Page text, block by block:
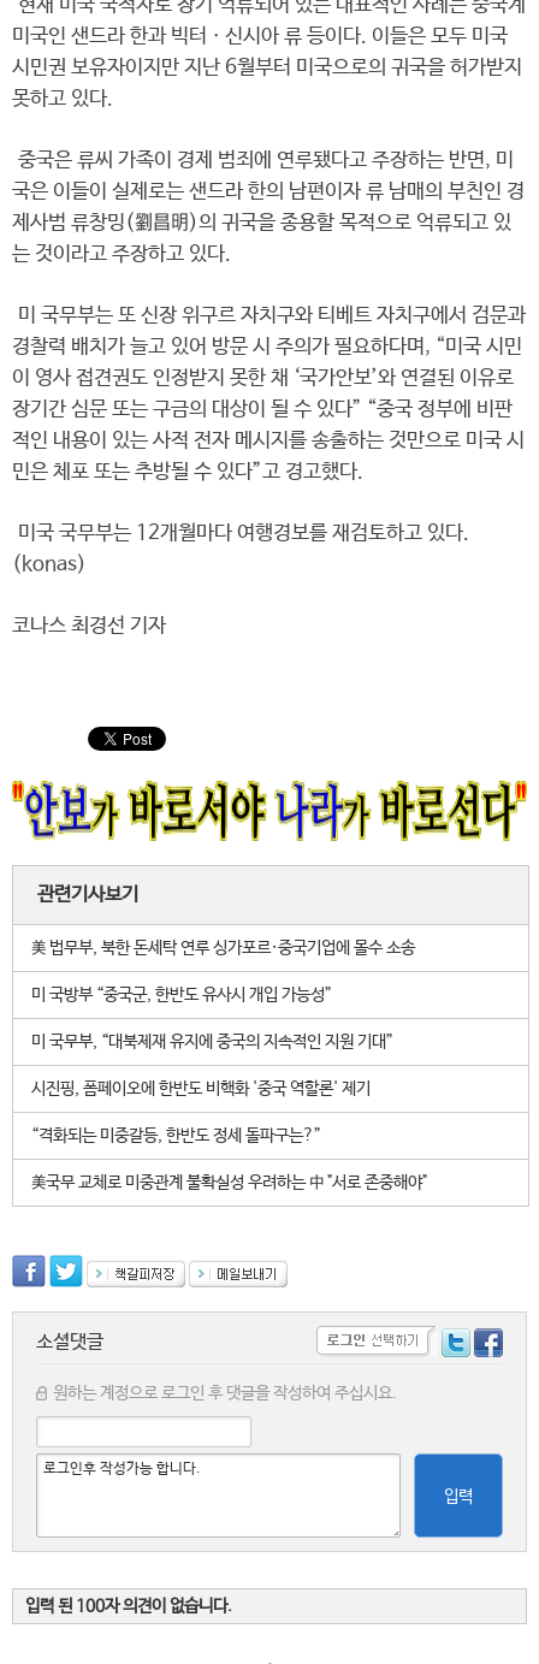
현재 미국 국적자로 장기 억류되어 있는 대표적인 사례는 중국계
미국인 샌드라 한과 빅터ㆍ신시아 류 등이다. 이들은 모두 미국
시민권 보유자이지만 지난 6월부터 미국으로의 귀국을 허가받지
못하고 있다.
중국은 류씨 가족이 경제 범죄에 연루됐다고 주장하는 반면, 미
국은 이들이 실제로는 샌드라 한의 남편이자 류 남매의 부친인 경
제사범 류창밍(劉昌明)의 귀국을 종용할 목적으로 억류되고 있
는 것이라고 주장하고 있다.
미 국무부는 또 신장 위구르 자치구와 티베트 자치구에서 검문과
경찰력 배치가 늘고 있어 방문 시 주의가 필요하다며, “미국 시민
이 영사 접견권도 인정받지 못한 채 ‘국가안보’와 연결된 이유로
장기간 심문 또는 구금의 대상이 될 수 있다” “중국 정부에 비판
적인 내용이 있는 사적 전자 메시지를 송출하는 것만으로 미국 시
민은 체포 또는 추방될 수 있다”고 경고했다.
미국 국무부는 12개월마다 여행경보를 재검토하고 있다.
(konas)
코나스 최경선 기자
관련기사보기
美 법무부, 북한 돈세탁 연루 싱가포르·중국기업에 몰수 소송
미 국방부 “중국군, 한반도 유사시 개입 가능성”
미 국무부, “대북제재 유지에 중국의 지속적인 지원 기대”
시진핑, 폼페이오에 한반도 비핵화 '중국 역할론' 제기
“격화되는 미중갈등, 한반도 정세 돌파구는?”
美국무 교체로 미중관계 불확실성 우려하는 中 "서로 존중해야"
소셜댓글
원하는 계정으로 로그인 후 댓글을 작성하여 주십시요.
입력
입력 된 100자 의견이 없습니다.